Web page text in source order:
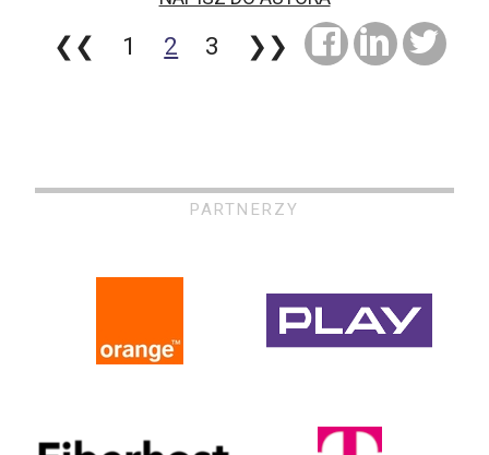
❮❮ 1 2 3 ❯❯
PARTNERZY